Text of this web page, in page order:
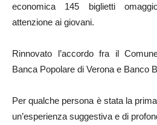
economica 145 biglietti
attenzione ai giovani.
Rinnovato l’accordo fra il
Banca Popolare di Verona e Banco
Per qualche persona è stata la
un’esperienza suggestiva e di